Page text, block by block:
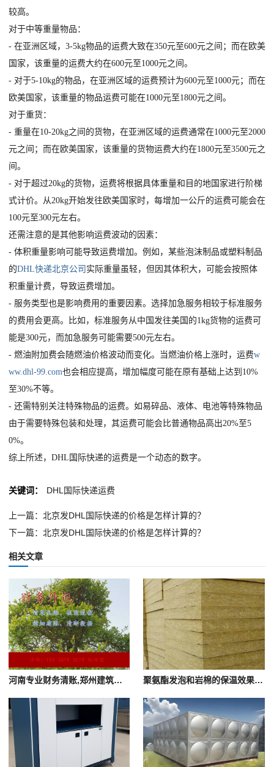
较高。
对于中等重量物品：
- 在亚洲区域，3-5kg物品的运费大致在350元至600元之间；而在欧美
国家，该重量的运费大约在600元至1000元之间。
- 对于5-10kg的物品，在亚洲区域的运费预计为600元至1000元；而在
欧美国家，该重量的物品运费可能在1000元至1800元之间。
对于重货：
- 重量在10-20kg之间的货物，在亚洲区域的运费通常在1000元至2000
元之间；而在欧美国家，该重量的货物运费大约在1800元至3500元之
间。
- 对于超过20kg的货物，运费将根据具体重量和目的地国家进行阶梯
式计价。从20kg开始发往欧美国家时，每增加一公斤的运费可能会在
100元至300元左右。
还需注意的是其他影响运费波动的因素：
- 体积重量影响可能导致运费增加。例如，某些泡沫制品或塑料制品
的DHL快递北京公司 实际重量虽轻，但因其体积大，可能会按照体
积重量计费，导致运费增加。
- 服务类型也是影响费用的重要因素。选择加急服务相较于标准服务
的费用会更高。比如，标准服务从中国发往美国的1kg货物的运费可
能是300元，而加急服务可能需要500元左右。
- 燃油附加费会随燃油价格波动而变化。当燃油价格上涨时，运费w
ww.dhl-99.com也会相应提高，增加幅度可能在原有基础上达到10%
至30%不等。
- 还需特别关注特殊物品的运费。如易碎品、液体、电池等特殊物品
由于需要特殊包装和处理，其运费可能会比普通物品高出20%至5
0%。
综上所述，DHL国际快递的运费是一个动态的数字。
关键词： DHL国际快递运费
上一篇：北京发DHL国际快递的价格是怎样计算的？
下一篇：北京发DHL国际快递的价格是怎样计算的？
相关文章
河南专业财务清账,郑州建筑公司清理项目乱账 聚氨酯发泡和岩棉的保温效果哪个更好？